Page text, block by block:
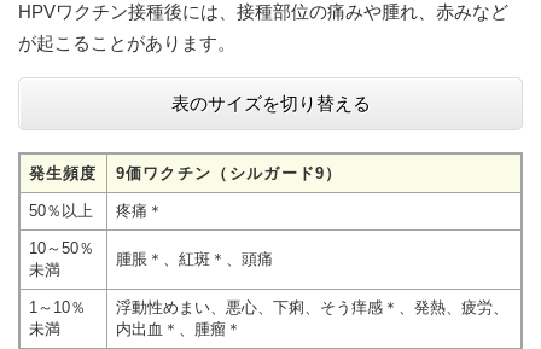
HPVワクチン接種後には、接種部位の痛みや腫れ、赤みなど
が起こることがあります。​
表のサイズを切り替える
発生頻度 9価ワクチン（シルガード9）
50％以上 疼痛＊
10～50％
未満
腫脹＊、紅斑＊、頭痛
1～10％
未満
浮動性めまい、悪心、下痢、そう痒感＊、発熱、疲労、
内出血＊、腫瘤＊